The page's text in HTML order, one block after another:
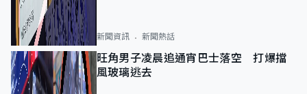
新聞資訊 新聞熱話
旺角男子凌晨追通宵巴士落空 打爆擋
風玻璃逃去